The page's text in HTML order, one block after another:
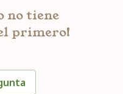
no tiene
primero!